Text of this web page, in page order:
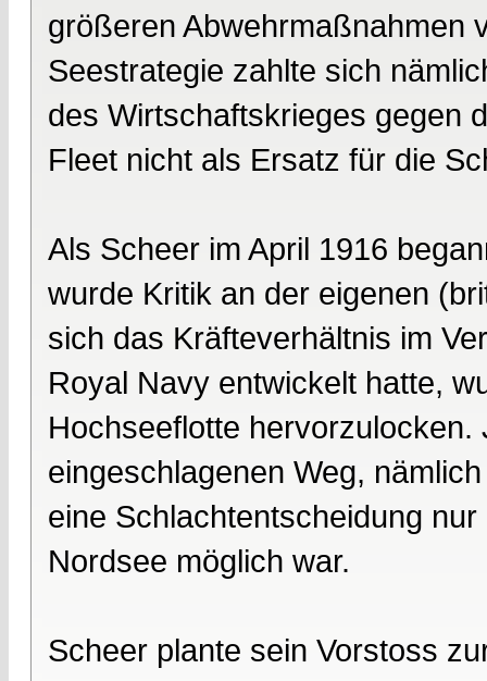
größeren Abwehrmaßnahmen
Seestrategie zahlte sich
des Wirtschaftskrieges gegen
Fleet nicht als Ersatz für die
Als Scheer im April 1916
wurde Kritik an der eigenen
sich das Kräfteverhältnis im
Royal Navy entwickelt hatte,
Hochseeflotte
eingeschlagenen Weg,
eine Schlachtentscheidung
Nordsee möglich war.
Scheer plante sein Vorstoss